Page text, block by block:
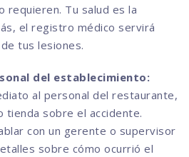
requieren. Tu salud es la
el registro médico servirá
tus lesiones.
del establecimiento:
al personal del restaurante,
tienda sobre el accidente.
con un gerente o supervisor
sobre cómo ocurrió el